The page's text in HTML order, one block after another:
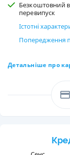
Безкоштовний
перевипуск
Істотні
Попередження
Детальніше про